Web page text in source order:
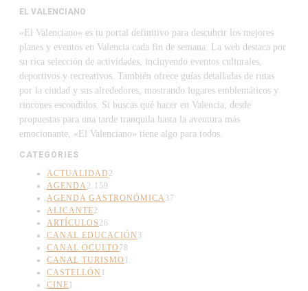
EL VALENCIANO
«El Valenciano» es tu portal definitivo para descubrir los mejores
planes y eventos en Valencia cada fin de semana. La web destaca por
su rica selección de actividades, incluyendo eventos culturales,
deportivos y recreativos. También ofrece guías detalladas de rutas
por la ciudad y sus alrededores, mostrando lugares emblemáticos y
rincones escondidos. Si buscas qué hacer en Valencia, desde
propuestas para una tarde tranquila hasta la aventura más
emocionante, «El Valenciano» tiene algo para todos.
CATEGORIES
ACTUALIDAD 2
AGENDA2.159
AGENDA GASTRONÓMICA37
ALICANTE2
ARTÍCULOS 26
CANAL EDUCACIÓN 3
CANAL OCULTO 78
CANAL TURISMO 1
CASTELLÓN 1
CINE1